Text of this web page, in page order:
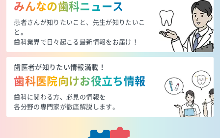
みんなの歯科ニュース
患者さんが知りたいこと、先生が知りたいこ
と。
歯科業界で日々起こる最新情報をお届け！
歯医者が知りたい情報満載！
歯科医院向けお役立ち情報
歯科に関わる方、必見の情報を
各分野の専門家が徹底解説します。